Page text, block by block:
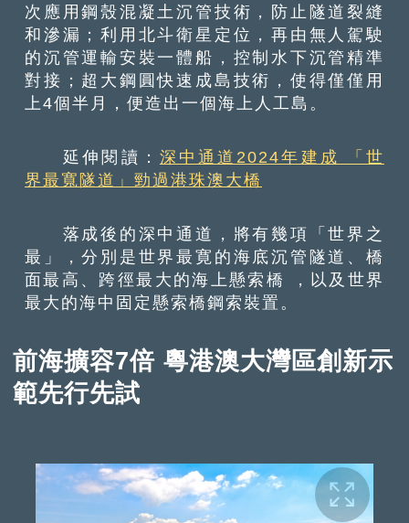
次應用鋼殼混凝土沉管技術，防止隧道裂縫
和滲漏；利用北斗衛星定位，再由無人駕駛
的沉管運輸安裝一體船，控制水下沉管精準
對接；超大鋼圓快速成島技術，使得僅僅用
上4個半月，便造出一個海上人工島。
延伸閱讀： 深中通道2024年建成 「世
界最寬隧道」勁過港珠澳大橋
落成後的深中通道，將有幾項「世界之
最」，分別是世界最寛的海底沉管隧道、橋
面最高、跨徑最大的海上懸索橋 ，以及世界
最大的海中固定懸索橋鋼索裝置。
前海擴容7倍 粵港澳大灣區創新示
範先行先試